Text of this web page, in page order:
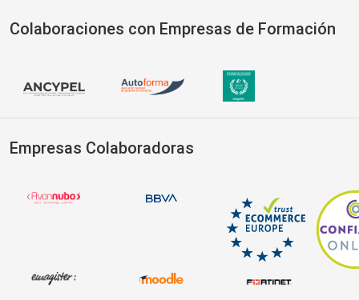
Colaboraciones con Empresas de Formación
Empresas Colaboradoras